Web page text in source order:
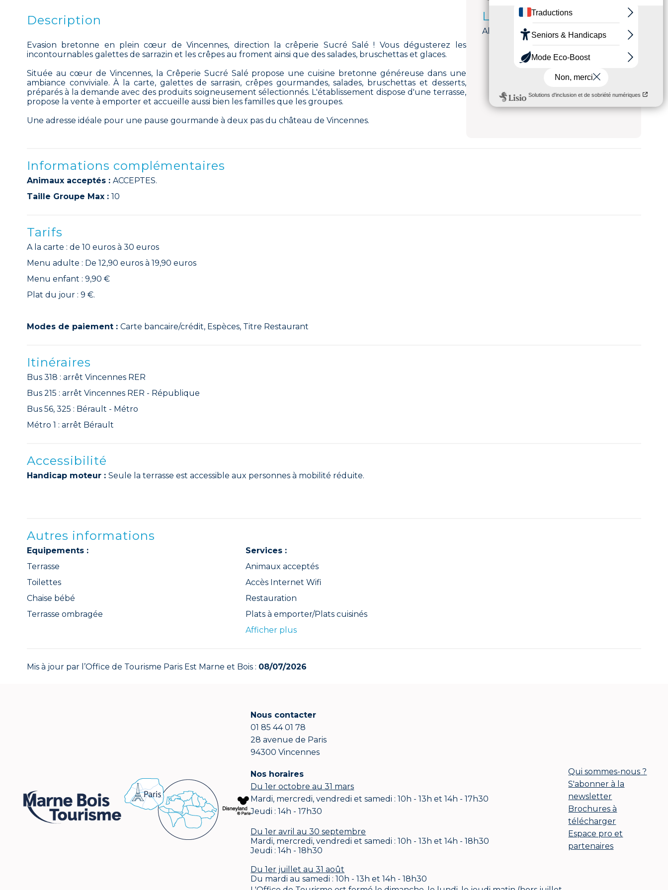
Description
Evasion bretonne en plein cœur de Vincennes, direction la crêperie Sucré Salé ! Vous dégusterez les
incontournables galettes de sarrazin et les crêpes au froment ainsi que des salades, bruschettas et glaces.
Située au cœur de Vincennes, la Crêperie Sucré Salé propose une cuisine bretonne généreuse dans une
ambiance conviviale. À la carte, galettes de sarrasin, crêpes gourmandes, salades, bruschettas et desserts,
préparés à la demande avec des produits soigneusement sélectionnés. L'établissement dispose d'une terrasse,
propose la vente à emporter et accueille aussi bien les familles que les groupes.
Une adresse idéale pour une pause gourmande à deux pas du château de Vincennes.
Langues parlées
Allemand, Anglais, Français
Informations complémentaires
Animaux acceptés : ACCEPTES.
Taille Groupe Max : 10
Tarifs
A la carte : de 10 euros à 30 euros
Menu adulte : De 12,90 euros à 19,90 euros
Menu enfant : 9,90 €
Plat du jour : 9 €.
Modes de paiement : Carte bancaire/crédit, Espèces, Titre Restaurant
Itinéraires
Bus 318 : arrêt Vincennes RER
Bus 215 : arrêt Vincennes RER - République
Bus 56, 325 : Bérault - Métro
Métro 1 : arrêt Bérault
Accessibilité
Handicap moteur : Seule la terrasse est accessible aux personnes à mobilité réduite.
Autres informations
Equipements :
Terrasse
Toilettes
Chaise bébé
Terrasse ombragée
Services :
Animaux acceptés
Accès Internet Wifi
Restauration
Plats à emporter/Plats cuisinés
Afficher plus
Mis à jour par l’Office de Tourisme Paris Est Marne et Bois : 08/07/2026
Nous contacter
01 85 44 01 78
28 avenue de Paris
94300 Vincennes
Nos horaires
Du 1er octobre au 31 mars
Mardi, mercredi, vendredi et samedi : 10h - 13h et 14h - 17h30
Jeudi : 14h - 17h30
Du 1er avril au 30 septembre
Mardi, mercredi, vendredi et samedi : 10h - 13h et 14h - 18h30
Jeudi : 14h - 18h30
Du 1er juillet au 31 août
Du mardi au samedi : 10h - 13h et 14h - 18h30
Qui sommes-nous ?
S'abonner à la
newsletter
Brochures à
télécharger
Espace pro et
partenaires